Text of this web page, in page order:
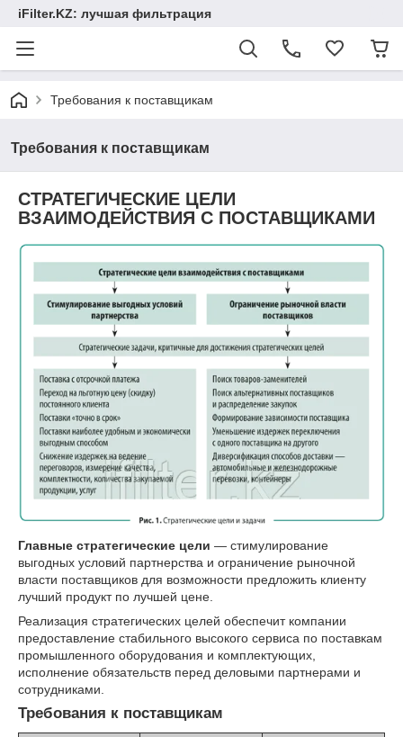
iFilter.KZ: лучшая фильтрация
Требования к поставщикам
Требования к поставщикам
СТРАТЕГИЧЕСКИЕ ЦЕЛИ
ВЗАИМОДЕЙСТВИЯ С ПОСТАВЩИКАМИ
Главные стратегические цели — стимулирование
выгодных условий партнерства и ограничение рыночной
власти поставщиков для возможности предложить клиенту
лучший продукт по лучшей цене.
Реализация стратегических целей обеспечит компании
предоставление стабильного высокого сервиса по поставкам
промышленного оборудования и комплектующих,
исполнение обязательств перед деловыми партнерами и
сотрудниками.
Требования к поставщикам